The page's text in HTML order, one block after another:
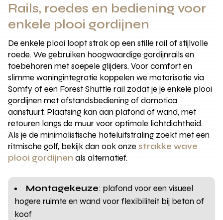
Rails, roedes en bediening voor
enkele plooi gordijnen
De enkele plooi loopt strak op een stille rail of stijlvolle
roede. We gebruiken hoogwaardige gordijnrails en
toebehoren met soepele glijders. Voor comfort en
slimme woningintegratie koppelen we motorisatie via
Somfy of een Forest Shuttle rail zodat je je enkele plooi
gordijnen met afstandsbediening of domotica
aanstuurt. Plaatsing kan aan plafond of wand, met
retouren langs de muur voor optimale lichtdichtheid.
Als je de minimalistische hoteluitstraling zoekt met een
ritmische golf, bekijk dan ook onzestrakke wave
plooi gordijnen als alternatief.
Montagekeuze: plafond voor een visueel
hogere ruimte en wand voor flexibiliteit bij beton of
koof